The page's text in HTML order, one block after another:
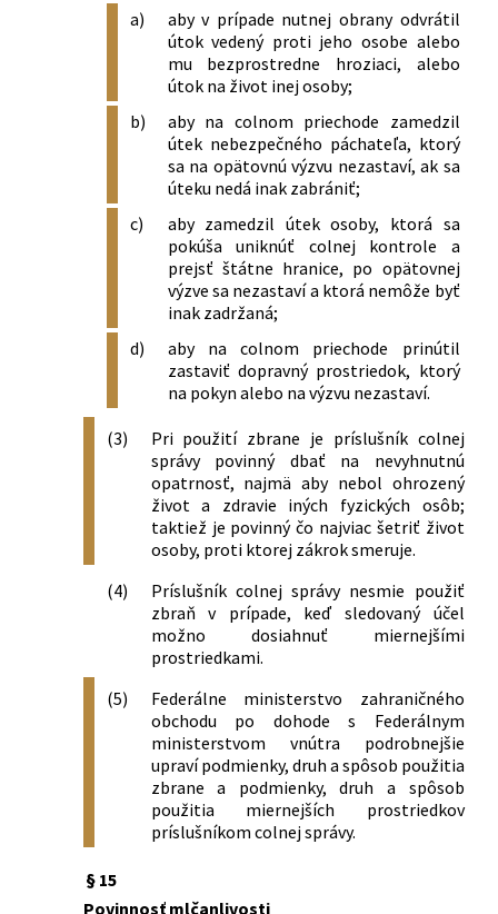
a)
aby v prípade nutnej obrany odvrátil
útok vedený proti jeho osobe alebo
mu bezprostredne hroziaci, alebo
útok na život inej osoby;
b)
aby na colnom priechode zamedzil
útek nebezpečného páchateľa, ktorý
sa na opätovnú výzvu nezastaví, ak sa
úteku nedá inak zabrániť;
c)
aby zamedzil útek osoby, ktorá sa
pokúša uniknúť colnej kontrole a
prejsť štátne hranice, po opätovnej
výzve sa nezastaví a ktorá nemôže byť
inak zadržaná;
d)
aby na colnom priechode prinútil
zastaviť dopravný prostriedok, ktorý
na pokyn alebo na výzvu nezastaví.
(3)
Pri použití zbrane je príslušník colnej
správy povinný dbať na nevyhnutnú
opatrnosť, najmä aby nebol ohrozený
život a zdravie iných fyzických osôb;
taktiež je povinný čo najviac šetriť život
osoby, proti ktorej zákrok smeruje.
(4)
Príslušník colnej správy nesmie použiť
zbraň v prípade, keď sledovaný účel
možno dosiahnuť miernejšími
prostriedkami.
(5)
Federálne ministerstvo zahraničného
obchodu po dohode s Federálnym
ministerstvom vnútra podrobnejšie
upraví podmienky, druh a spôsob použitia
zbrane a podmienky, druh a spôsob
použitia miernejších prostriedkov
príslušníkom colnej správy.
§ 15
Povinnosť mlčanlivosti